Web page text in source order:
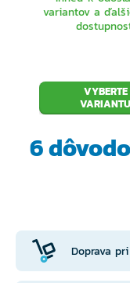
variantov a
VYBERTE
VARIANTU
6
Doprava